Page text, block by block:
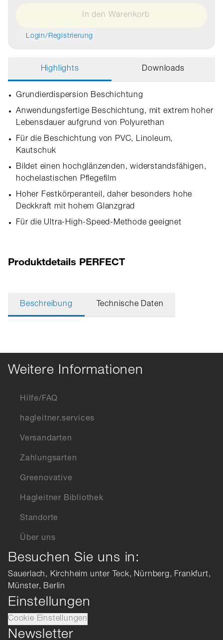
In den Warenkorb
Login/Registrierung
Highlights Downloads
Grundierdispersion Beschichtung
Anwendungsfertige Beschichtung, mit extrem hoher
Lebensdauer aufgrund von Polyurethan
Für die Beschichtung von PVC, Linoleum,
Kautschuk
Bildet einen hochglänzenden, widerstandsfähigen,
hochelastischen Pflegefilm
Hoher Festkörperanteil, daher besonders hohe
Deckkraft mit hohem Glanzgrad
Für die Ultra-High-Speed-Methode geeignet
Produktdetails PERFECT
Beschreibung Technische Daten
Weitere Informationen
Hilfe/FAQ
hagleitner.services
Versandarten
Zahlungsarten
Greenovative
Hagleitner Bibliothek
Standorte
Über uns
Besuchen Sie uns in:
Sauerlach, Kirchheim unter Teck, Nürnberg, Frankfurt,
Münster, Berlin
Einstellungen
Cookie Einstellungen
Newsletter